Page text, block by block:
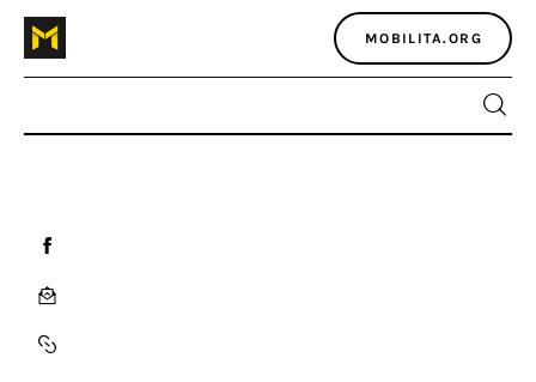
MOBILITA.ORG
Atlante dei masters
Argomenti